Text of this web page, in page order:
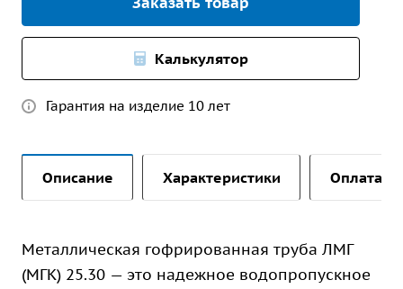
Калькулятор
Гарантия на изделие 10 лет
Описание Характеристики Оплата и
Металлическая гофрированная труба ЛМГ
(МГК) 25.30 — это надежное водопропускное